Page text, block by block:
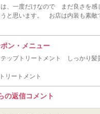
は、一度だけなので まだ良さを感
と思います。 お店は内装も素敵
ン・メニュー
テップトリートメント しっかり髪
リートメント
の返信コメント